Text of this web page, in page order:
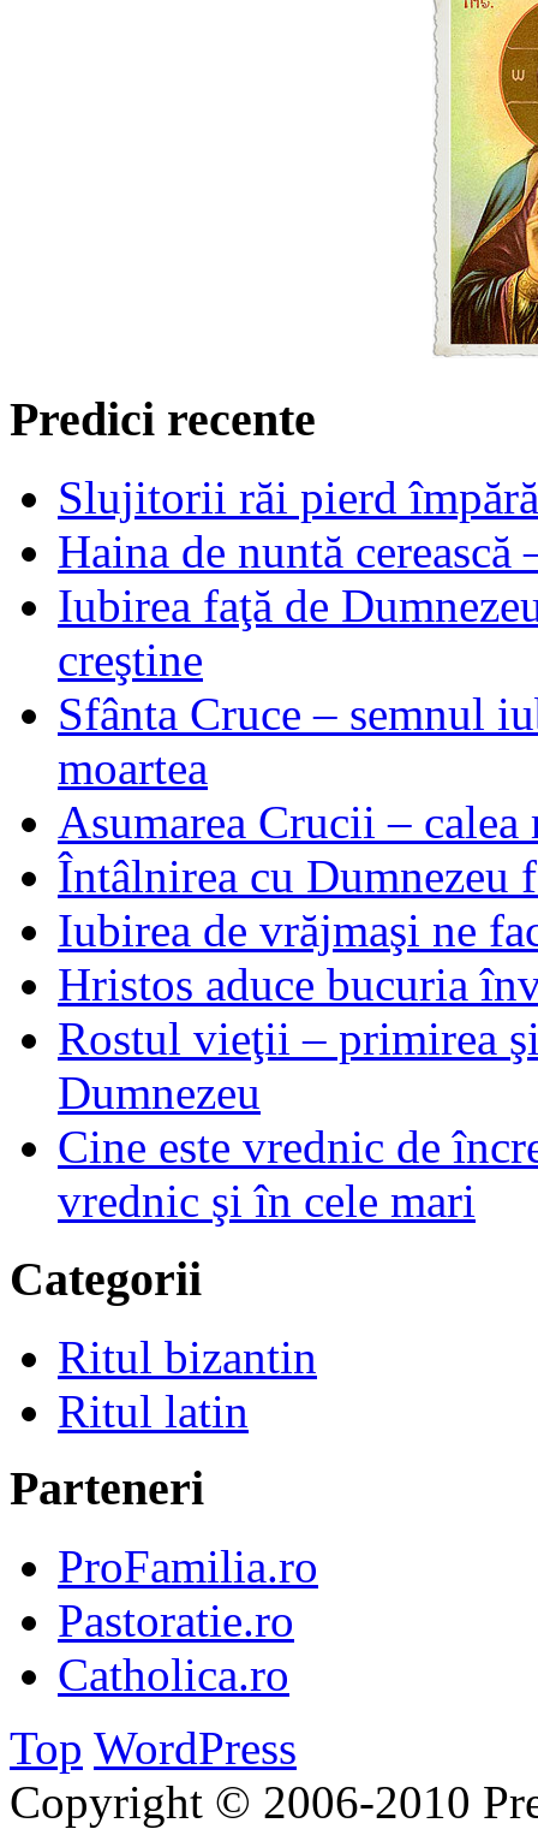
Predici recente
Slujitorii răi pierd
Haina de nuntă
Iubirea faţă de
creştine
Sfânta Cruce – semnul
moartea
Asumarea Crucii –
Întâlnirea cu Dumnezeu
Iubirea de vrăjmaşi ne
Hristos aduce bucuria
Rostul vieţii – primirea
Dumnezeu
Cine este vrednic de
vrednic şi în cele mari
Categorii
Ritul bizantin
Ritul latin
Parteneri
ProFamilia.ro
Pastoratie.ro
Catholica.ro
Top WordPress
Copyright © 2006-2010